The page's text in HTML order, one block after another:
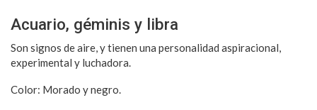
Acuario, géminis y libra
Son signos de aire, y tienen una personalidad aspiracional,
experimental y luchadora.
Color: Morado y negro.